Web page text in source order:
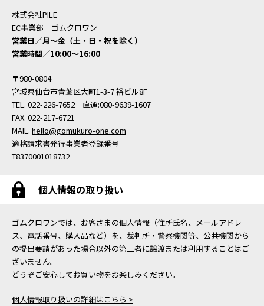
株式会社PILE
EC事業部 ゴムクロワン
営業日／月〜金（土・日・祝を除く）
営業時間／10:00〜16:00
〒980-0804
宮城県仙台市青葉区大町1-3-7 裕ビル8F
TEL. 022-226-7652 直通:080-9639-1607
FAX. 022-217-6721
MAIL. hello@gomukuro-one.com
適格請求書発行事業者登録番号
T8370001018732
個人情報の取り扱い
ゴムクロワンでは、お客さまの個人情報（住所氏名、メールアドレ
ス、電話番号、購入品など）を、裁判所・警察機関等、公共機関から
の提出要請があった場合以外の第三者に譲渡または利用することはご
ざいません。
どうぞご安心してお買い物をお楽しみください。
個人情報取り扱いの詳細はこちら >